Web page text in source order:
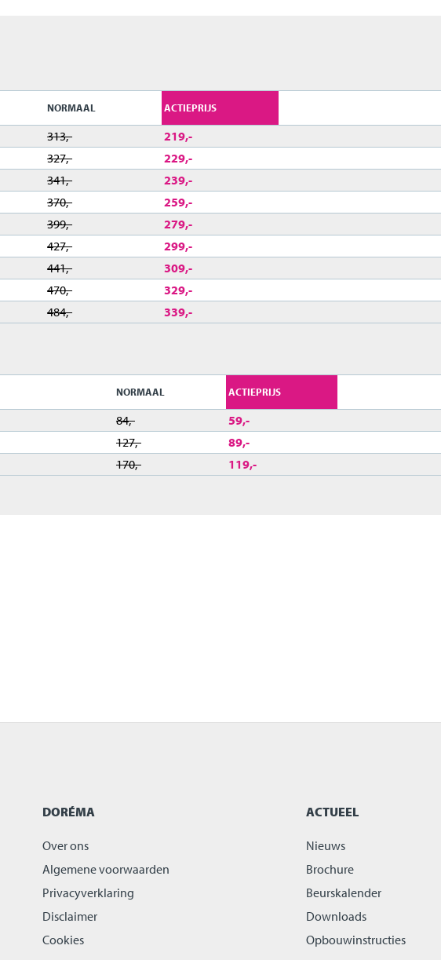
NORMAAL ACTIEPRIJS
313,-
219,-
327,-
229,-
341,-
239,-
370,-
259,-
399,-
279,-
427,-
299,-
441,-
309,-
470,-
329,-
484,- 339,-
NORMAAL ACTIEPRIJS
84,-
59,-
127,-
89,-
170,- 119,-
DORÉMA
Over ons
Algemene voorwaarden
Privacyverklaring
Disclaimer
Cookies
ACTUEEL
Nieuws
Brochure
Beurskalender
Downloads
Opbouwinstructies